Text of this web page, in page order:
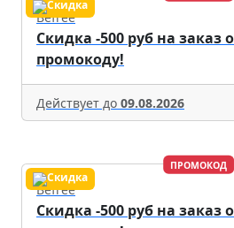
Befree
Скидка -500 руб на заказ
промокоду!
Действует до 09.08.2026
ПРОМОКОД
Befree
Скидка -500 руб на заказ